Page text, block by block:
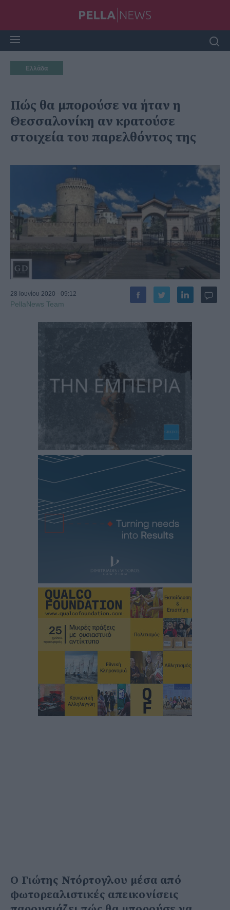
Ελλάδα
Πώς θα μπορούσε να ήταν η
Θεσσαλονίκη αν κρατούσε
στοιχεία του παρελθόντος της
28 Ιουνίου 2020 - 09:12
PellaNews Team
Ο Γιώτης Ντόρτογλου μέσα από
φωτορεαλιστικές απεικονίσεις